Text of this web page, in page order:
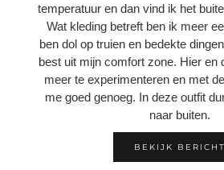
temperatuur en dan vind ik het
Wat kleding betreft ben ik meer
ben dol op truien en bedekte
best uit mijn comfort zone. Hier en
meer te experimenteren en met
me goed genoeg. In deze outfit
naar buiten.
BEKIJK BERICHT